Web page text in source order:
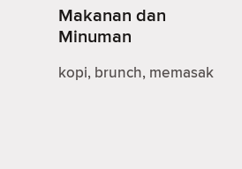
Makanan dan
Minuman
kopi, brunch, memasak